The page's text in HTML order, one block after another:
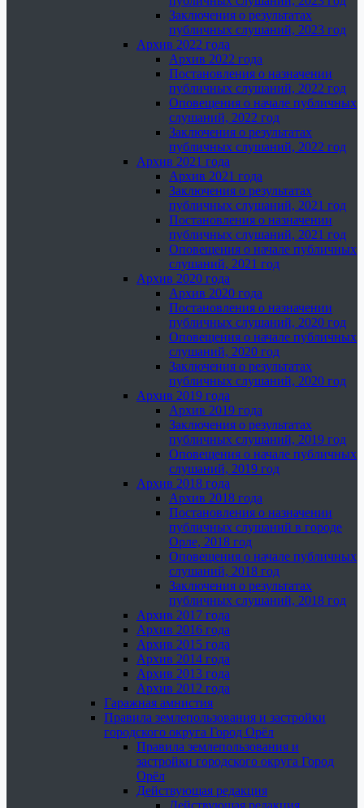
Заключения о результатах
публичных слушаний, 2023 год
Архив 2022 года
Архив 2022 года
Постановления о назначении
публичных слушаний, 2022 год
Оповещения о начале публичных
слушаний, 2022 год
Заключения о результатах
публичных слушаний, 2022 год
Архив 2021 года
Архив 2021 года
Заключения о результатах
публичных слушаний, 2021 год
Постановления о назначении
публичных слушаний, 2021 год
Оповещения о начале публичных
слушаний, 2021 год
Архив 2020 года
Архив 2020 года
Постановления о назначении
публичных слушаний, 2020 год
Оповещения о начале публичных
слушаний, 2020 год
Заключения о результатах
публичных слушаний, 2020 год
Архив 2019 года
Архив 2019 года
Заключения о результатах
публичных слушаний, 2019 год
Оповещения о начале публичных
слушаний, 2019 год
Архив 2018 года
Архив 2018 года
Постановления о назначении
публичных слушаний в городе
Орле, 2018 год
Оповещения о начале публичных
слушаний, 2018 год
Заключения о результатах
публичных слушаний, 2018 год
Архив 2017 года
Архив 2016 года
Архив 2015 года
Архив 2014 года
Архив 2013 года
Архив 2012 года
Гаражная амнистия
Правила землепользования и застройки
городского округа Город Орёл
Правила землепользования и
застройки городского округа Город
Орёл
Действующая редакция
Действующая редакция